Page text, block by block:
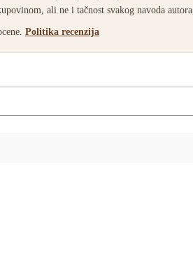
ali ne i tačnost svakog navoda autora.
Politika recenzija